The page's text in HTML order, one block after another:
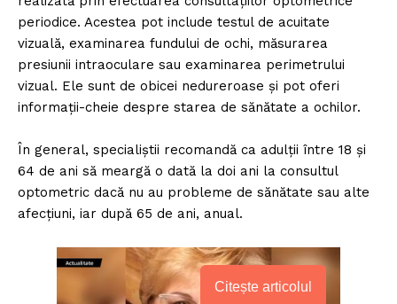
periodice. Acestea pot include testul de acuitate
vizuală, examinarea fundului de ochi, măsurarea
presiunii intraoculare sau examinarea perimetrului
vizual. Ele sunt de obicei nedureroase și pot oferi
informații-cheie despre starea de sănătate a ochilor.
În general, specialiștii recomandă ca adulții între 18 și
64 de ani să meargă o dată la doi ani la consultul
optometric dacă nu au probleme de sănătate sau alte
afecțiuni, iar după 65 de ani, anual.
Citește articolul